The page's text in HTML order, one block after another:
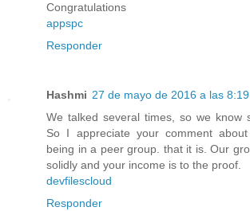
Congratulations
appspc
Responder
Hashmi 27 de mayo de 2016 a las
We talked several times, so we know
So I appreciate your comment
being in a peer group. that it is. Our
solidly and your income is to the proof.
devfilescloud
Responder